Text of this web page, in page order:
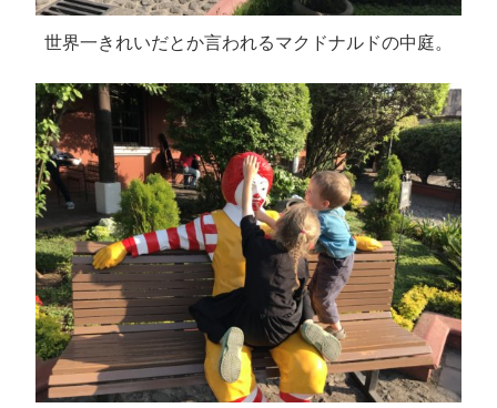
世界一きれいだとか言われるマクドナルドの中庭。